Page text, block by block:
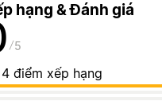
hạng & Đánh giá
5
điểm xếp hạng